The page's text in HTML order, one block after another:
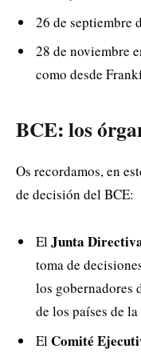
26 de septiembre
28 de noviembre
como desde
BCE: los
Os recordamos, en
de decisión del BCE:
ElJunta
toma de
los gobernadores
de los países de
ElComité